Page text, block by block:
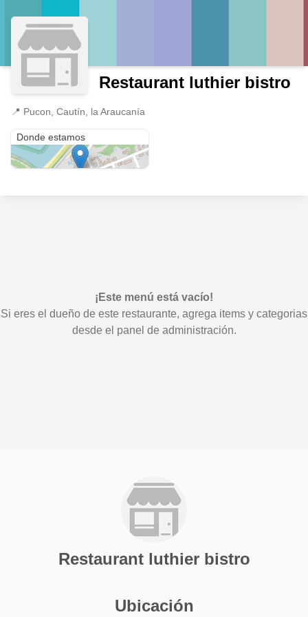
Restaurant luthier bistro
📍 Pucon, Cautín, la Araucanía
Donde estamos
¡Este menú está vacío!
Si eres el dueño de este restaurante, agrega items y categorias
desde el panel de administración.
Restaurant luthier bistro
Ubicación